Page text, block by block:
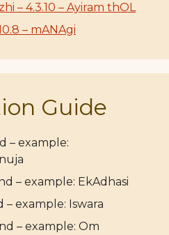
– 4.3.10 – Ayiram thOL
– mANAgi
Guide
– example:
– example: EkAdhasi
– example: Iswara
– example: Om